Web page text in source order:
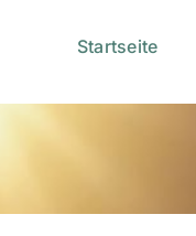
Startseite